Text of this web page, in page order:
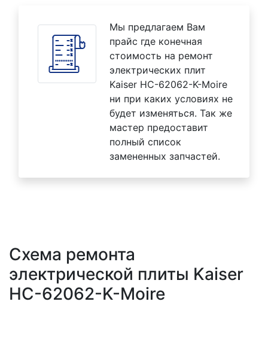
Мы предлагаем Вам
прайс где конечная
стоимость на ремонт
электрических плит
Kaiser HC-62062-K-Moire
ни при каких условиях не
будет изменяться. Так же
мастер предоставит
полный список
замененных запчастей.
Схема ремонта
электрической плиты Kaiser
HC-62062-K-Moire